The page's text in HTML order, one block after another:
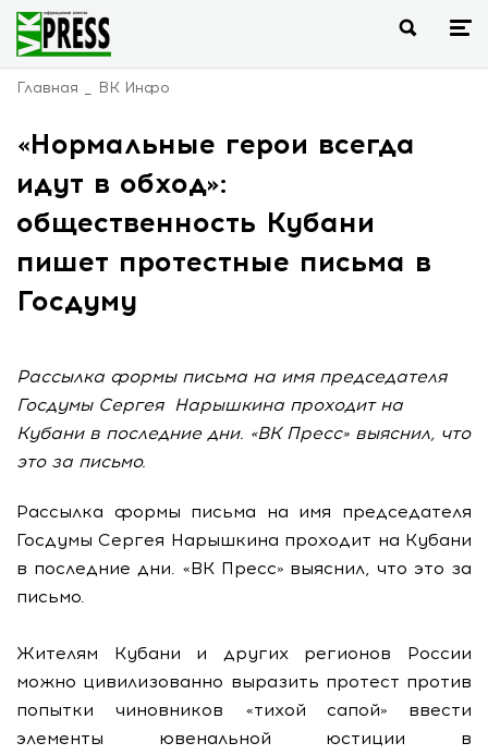
Главная ВК Инфо
«Нормальные герои всегда
идут в обход»:
общественность Кубани
пишет протестные письма в
Госдуму
Рассылка формы письма на имя председателя
Госдумы Сергея Нарышкина проходит на
Кубани в последние дни. «ВК Пресс» выяснил, что
это за письмо.
Рассылка формы письма на имя председателя
Госдумы Сергея Нарышкина проходит на Кубани
в последние дни. «ВК Пресс» выяснил, что это за
письмо.
Жителям Кубани и других регионов России
можно цивилизованно выразить протест против
попытки чиновников «тихой сапой» ввести
элементы ювенальной юстиции в